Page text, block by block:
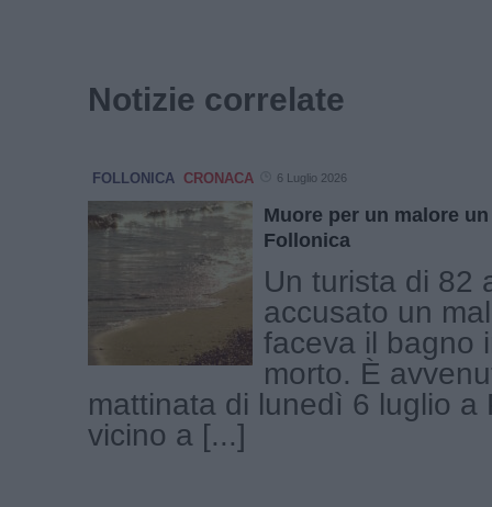
Notizie correlate
FOLLONICA CRONACA 6 Luglio 2026
Muore per un malore
Follonica
Un turista di 82
accusato un
faceva il bagno
morto. È
mattinata di lunedì 6 luglio a
vicino a [...]